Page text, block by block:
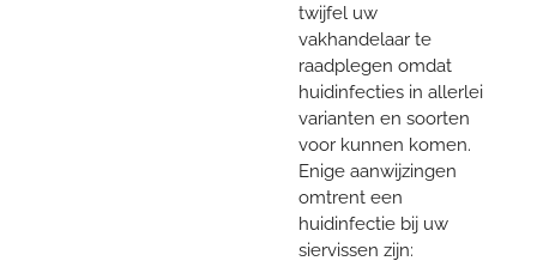
twijfel uw
vakhandelaar te
raadplegen omdat
huidinfecties in allerlei
varianten en soorten
voor kunnen komen.
Enige aanwijzingen
omtrent een
huidinfectie bij uw
siervissen zijn: